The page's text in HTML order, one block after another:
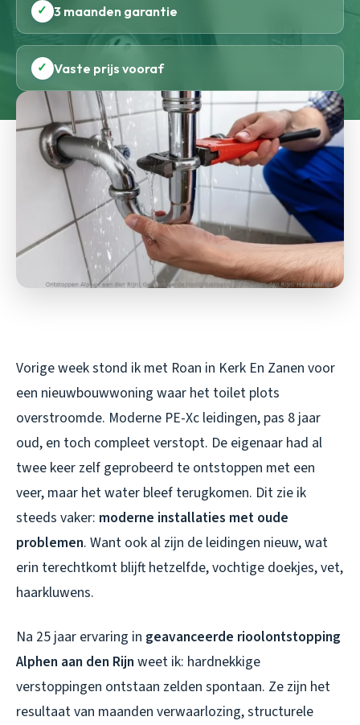
✓ 3 maanden garantie
✓ Vaste prijs vooraf
Vorige week stond ik met Roan in Kerk En Zanen voor
een nieuwbouwwoning waar het toilet plots
overstroomde. Moderne PE-Xc leidingen, pas 8 jaar
oud, en toch compleet verstopt. De eigenaar had al
twee keer zelf geprobeerd te ontstoppen met een
veer, maar het water bleef terugkomen. Dit zie ik
steeds vaker: moderne installaties met oude
problemen. Want ook al zijn de leidingen nieuw, wat
erin terechtkomt blijft hetzelfde, vochtige doekjes, vet,
haarkluwens.
Na 25 jaar ervaring in geavanceerde rioolontstopping
Alphen aan den Rijn weet ik: hardnekkige
verstoppingen ontstaan zelden spontaan. Ze zijn het
resultaat van maanden verwaarlozing, structurele